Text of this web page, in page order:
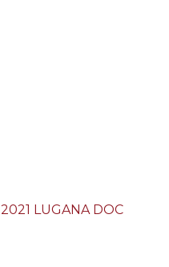
LUGANA DOC